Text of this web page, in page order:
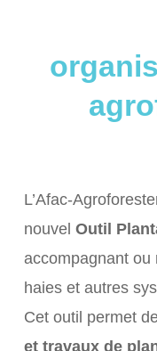
L’Afac-
nouvel Outil
accompagnant ou
haies et autres
Cet outil permet
et travaux de